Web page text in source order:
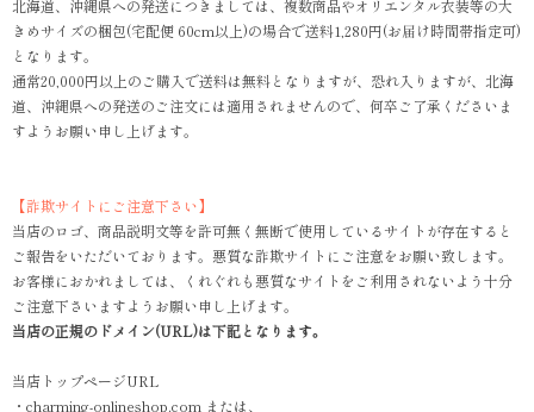
北海道、沖縄県への発送につきましては、複数商品やオリエンタル衣装等の大
きめサイズの梱包(宅配便 60cm以上)の場合で送料1,280円(お届け時間帯指定可)
となります。
通常20,000円以上のご購入で送料は無料となりますが、恐れ入りますが、北海
道、沖縄県への発送のご注文には適用されませんので、何卒ご了承くださいま
すようお願い申し上げます。
【詐欺サイトにご注意下さい】
当店のロゴ、商品説明文等を許可無く無断で使用しているサイトが存在すると
ご報告をいただいております。悪質な詐欺サイトにご注意をお願い致します。
お客様におかれましては、くれぐれも悪質なサイトをご利用されないよう十分
ご注意下さいますようお願い申し上げます。
当店の正規のドメイン(URL)は下記となります。
当店トップページURL
・charming-onlineshop.com または、